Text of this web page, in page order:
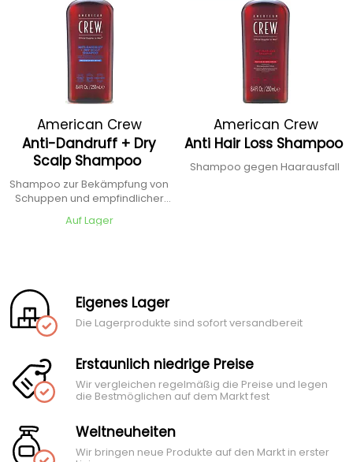
American Crew
Anti-Dandruff + Dry
Scalp Shampoo
Shampoo zur Bekämpfung von
Schuppen und empfindlicher
Auf Lager
American Crew
Anti Hair Loss Shampoo
Shampoo gegen Haarausfall
Eigenes Lager
Die Lagerprodukte sind sofort versandbereit
Erstaunlich niedrige Preise
Wir vergleichen regelmäßig die Preise und legen
die Bestmöglichen auf dem Markt fest
Weltneuheiten
Wir bringen neue Produkte auf den Markt in erster